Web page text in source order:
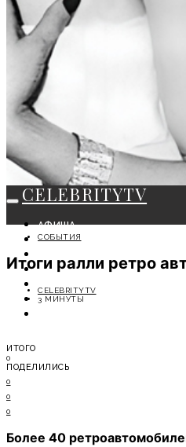
CELEBRITYTV
АФИША
СОБЫТИЯ
МОДА
ЛИЧНОСТЬ
ОТДЫХ
СОБЫТИЯ
Итоги ралли ретро
CELEBRITYTV
3 МИНУТЫ
ИТОГО
0
ПОДЕЛИЛИСЬ
0
0
0
Более 40